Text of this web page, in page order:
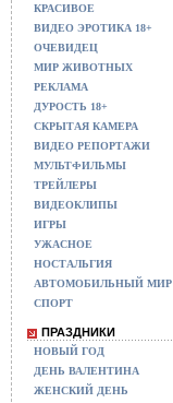
КРАСИВОЕ
ВИДЕО ЭРОТИКА 18+
ОЧЕВИДЕЦ
МИР ЖИВОТНЫХ
РЕКЛАМА
ДУРОСТЬ 18+
СКРЫТАЯ КАМЕРА
ВИДЕО РЕПОРТАЖИ
МУЛЬТФИЛЬМЫ
ТРЕЙЛЕРЫ
ВИДЕОКЛИПЫ
ИГРЫ
УЖАСНОЕ
НОСТАЛЬГИЯ
АВТОМОБИЛЬНЫЙ МИР
СПОРТ
ПРАЗДНИКИ
НОВЫЙ ГОД
ДЕНЬ ВАЛЕНТИНА
ЖЕНСКИЙ ДЕНЬ